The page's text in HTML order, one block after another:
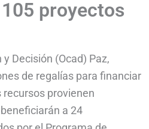
proyectos
Decisión (Ocad) Paz,
de regalías para financiar
provienen
a 24